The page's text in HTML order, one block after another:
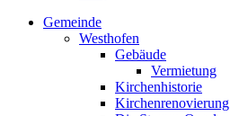
Gemeinde
Westhofen
Gebäude
Vermietung
Kirchenhistorie
Kirchenrenovierung